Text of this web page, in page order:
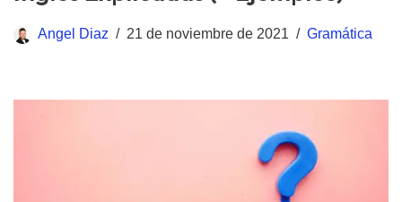
Angel Diaz 21 de noviembre de 2021 Gramática